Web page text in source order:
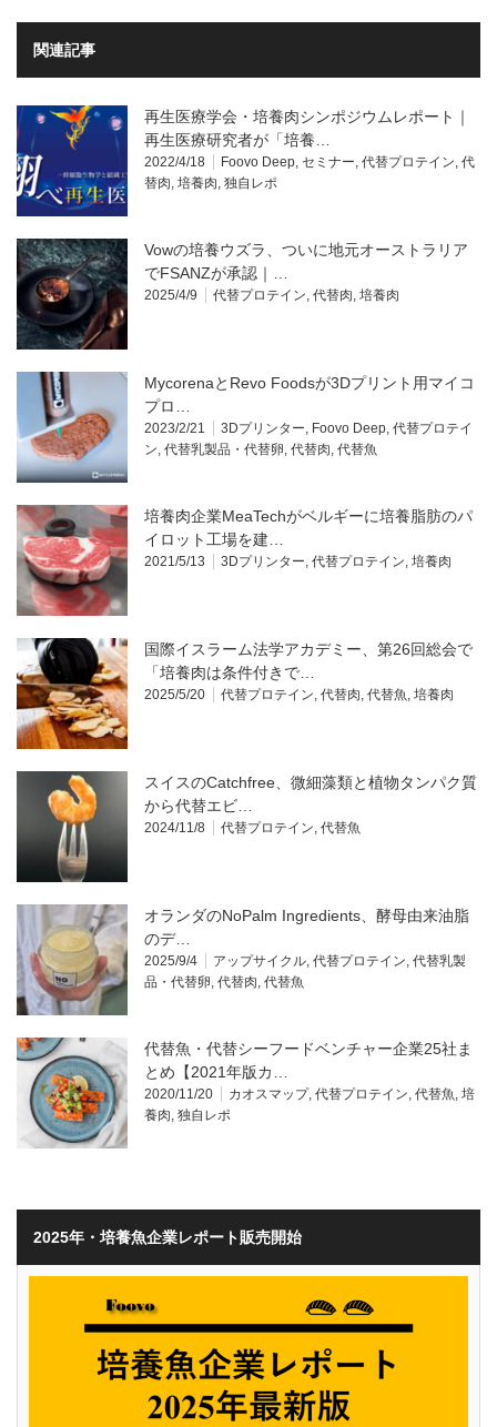
関連記事
再生医療学会・培養肉シンポジウムレポート｜
再生医療研究者が「培養…
2022/4/18 Foovo Deep, セミナー, 代替プロテイン, 代
替肉, 培養肉, 独自レポ
Vowの培養ウズラ、ついに地元オーストラリア
でFSANZが承認｜…
2025/4/9 代替プロテイン, 代替肉, 培養肉
MycorenaとRevo Foodsが3Dプリント用マイコ
プロ…
2023/2/21 3Dプリンター, Foovo Deep, 代替プロテイ
ン, 代替乳製品・代替卵, 代替肉, 代替魚
培養肉企業MeaTechがベルギーに培養脂肪のパ
イロット工場を建…
2021/5/13 3Dプリンター, 代替プロテイン, 培養肉
国際イスラーム法学アカデミー、第26回総会で
「培養肉は条件付きで…
2025/5/20 代替プロテイン, 代替肉, 代替魚, 培養肉
スイスのCatchfree、微細藻類と植物タンパク質
から代替エビ…
2024/11/8 代替プロテイン, 代替魚
オランダのNoPalm Ingredients、酵母由来油脂
のデ…
2025/9/4 アップサイクル, 代替プロテイン, 代替乳製
品・代替卵, 代替肉, 代替魚
代替魚・代替シーフードベンチャー企業25社ま
とめ【2021年版カ…
2020/11/20 カオスマップ, 代替プロテイン, 代替魚, 培
養肉, 独自レポ
2025年・培養魚企業レポート販売開始